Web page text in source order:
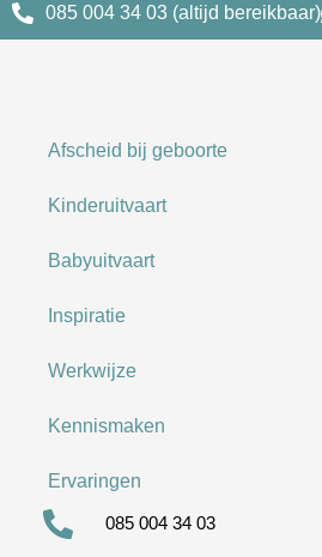
085 004 34 03 (altijd bereikbaar)
Afscheid bij geboorte
Kinderuitvaart
Babyuitvaart
Inspiratie
Werkwijze
Kennismaken
Ervaringen
085 004 34 03